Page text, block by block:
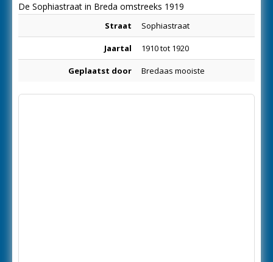
De Sophiastraat in Breda omstreeks 1919
Straat Sophiastraat
Jaartal 1910 tot 1920
Geplaatst door Bredaas mooiste